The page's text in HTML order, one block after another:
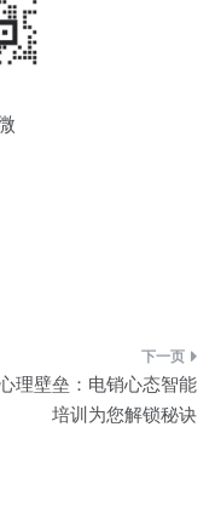
理壁垒：电销心态智能
培训为您解锁秘诀